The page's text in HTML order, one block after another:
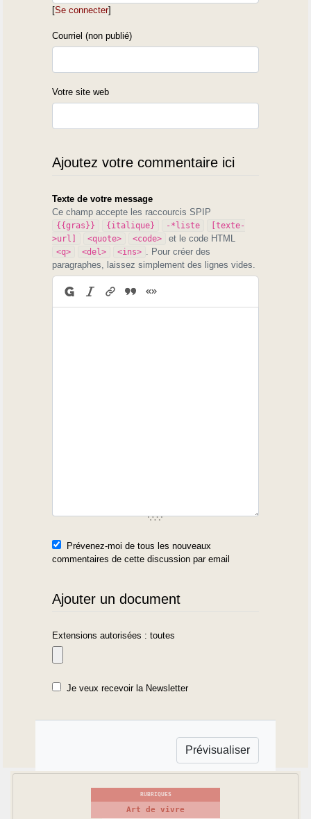
[Se connecter]
Courriel (non publié)
Votre site web
Ajoutez votre commentaire ici
Texte de votre message
Ce champ accepte les raccourcis SPIP
{{gras}} {italique} -*liste
[texte-
>url]
<quote> <code> et le code HTML
<q> <del> <ins>
. Pour créer des
paragraphes, laissez simplement des lignes vides.
Prévenez-moi de tous les nouveaux
commentaires de cette discussion par email
Ajouter un document
Extensions autorisées : toutes
Je veux recevoir la Newsletter
RUBRIQUES
Art de vivre